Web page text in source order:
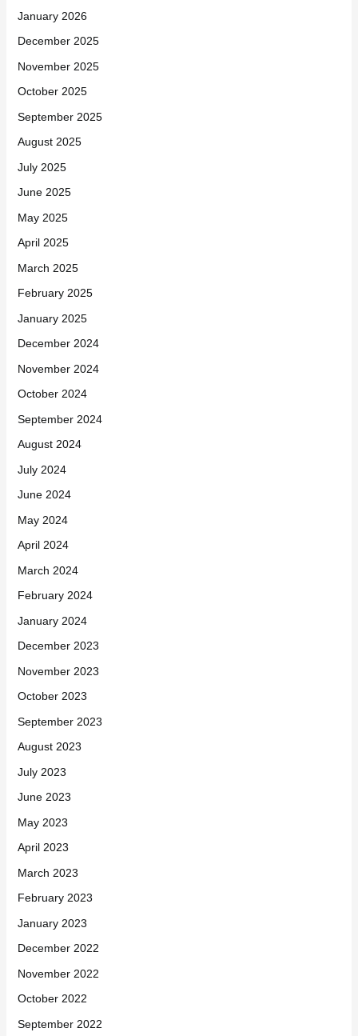
January 2026
December 2025
November 2025
October 2025
September 2025
August 2025
July 2025
June 2025
May 2025
April 2025
March 2025
February 2025
January 2025
December 2024
November 2024
October 2024
September 2024
August 2024
July 2024
June 2024
May 2024
April 2024
March 2024
February 2024
January 2024
December 2023
November 2023
October 2023
September 2023
August 2023
July 2023
June 2023
May 2023
April 2023
March 2023
February 2023
January 2023
December 2022
November 2022
October 2022
September 2022